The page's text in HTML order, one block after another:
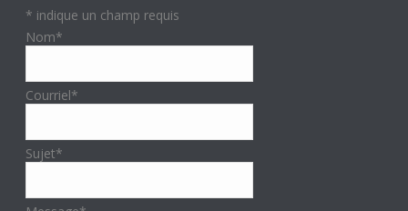
* indique un champ requis
Nom*
Courriel*
Sujet*